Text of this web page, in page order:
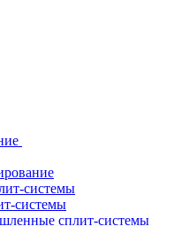
системы
системы
сплит-системы